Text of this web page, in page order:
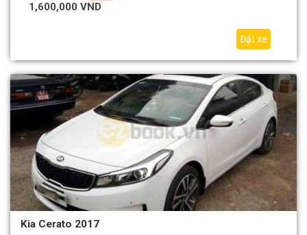
1,600,000 VND
Đặt xe
Kia Cerato 2017